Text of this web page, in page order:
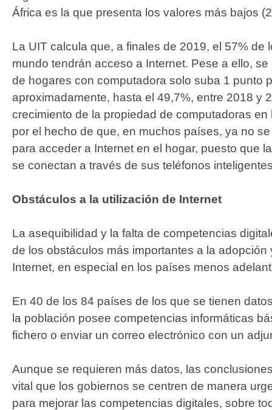
África es la que presenta los valores más bajos
La UIT calcula que, a finales de 2019, el 57% de
mundo tendrán acceso a Internet. Pese a ello,
de hogares con computadora solo suba 1 punto
aproximadamente, hasta el 49,7%, entre 2018 y
crecimiento de la propiedad de computadoras
por el hecho de que, en muchos países, ya no
para acceder a Internet en el hogar, puesto que
se conectan a través de sus teléfonos
Obstáculos a la utilización de Internet
La asequibilidad y la falta de competencias
de los obstáculos más importantes a la adopción
Internet, en especial en los países menos
En 40 de los 84 países de los que se tienen
la población posee competencias informáticas
fichero o enviar un correo electrónico con un
Aunque se requieren más datos, las
vital que los gobiernos se centren de manera
para mejorar las competencias digitales, sobre